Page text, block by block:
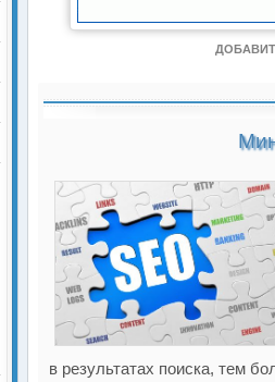
в результатах поиска, тем